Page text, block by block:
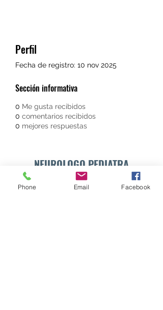
Perfil
Fecha de registro: 10 nov 2025
Sección informativa
0 Me gusta recibidos
0 comentarios recibidos
0 mejores respuestas
NEUROLOGO PEDIATRA
DR. WALTER E. SÁNCHEZ VIDES
Phone Email Facebook